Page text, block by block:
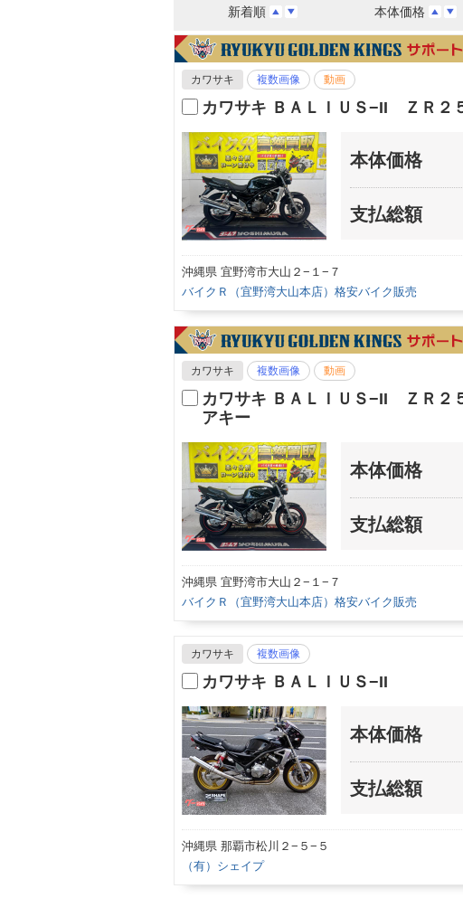
新着順 本体価格
カワサキ 複数画像 動画
カワサキ ＢＡＬＩＵＳ−II ＺＲ
本体価格
支払総額
沖縄県 宜野湾市大山２−１−７
バイクＲ（宜野湾大山本店）格安バイク販売
カワサキ 複数画像 動画
カワサキ ＢＡＬＩＵＳ−II ＺＲ
アキー
本体価格
支払総額
沖縄県 宜野湾市大山２−１−７
バイクＲ（宜野湾大山本店）格安バイク販売
カワサキ 複数画像
カワサキ ＢＡＬＩＵＳ−II
本体価格
支払総額
沖縄県 那覇市松川２−５−５
（有）シェイプ